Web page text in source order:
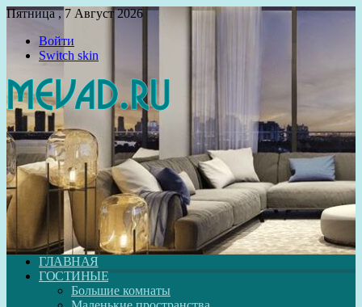
Пятница , 7 Август 2026
Войти
Switch skin
ГЛАВНАЯ
ГОСТИНЫЕ
Большие комнаты